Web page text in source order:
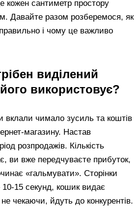
кожен сантиметр простору
Давайте разом розберемося, як
і чому це важливо
виділений
використовує?
вклали чимало зусиль та коштів
магазину. Настав
розпродажів. Кількість
ви вже передчуваєте прибуток,
«гальмувати». Сторінки
15 секунд, кошик видає
чекаючи, йдуть до конкурентів.